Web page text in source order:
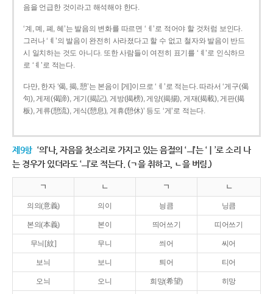
음을 언급한 것이라고 해석해야 한다.
‘계, 몌, 폐, 혜’는 발음의 변화를 따르면 ‘ㅔ’로 적어야 할 것처럼 보인다.
그러나 ‘ㅖ’의 발음이 완전히 사라졌다고 할 수 없고 철자와 발음이 반드
시 일치하는 것도 아니다. 또한 사람들이 여전히 표기를 ‘ㅖ’로 인식하므
로 ‘ㅖ’로 적는다.
다만, 한자 ‘偈, 揭, 憩’는 본음이 [게]이므로 ‘ㅔ’로 적는다. 따라서 ‘게구(偈
句), 게제(偈諦), 게기(揭記), 게방(揭榜), 게양(揭揚), 게재(揭載), 게판(揭
板), 게류(憩流), 게식(憩息), 게휴(憩休)’ 등도 ‘게’로 적는다.
제9항 ‘의’나, 자음을 첫소리로 가지고 있는 음절의 ‘ㅢ’는 ‘ㅣ’로 소리 나
는 경우가 있더라도 ‘ㅢ’로 적는다. (ㄱ을 취하고, ㄴ을 버림.)
ㄱ ㄴ ㄱ ㄴ
의의(意義) 의이 닁큼 닝큼
본의(本義) 본이 띄어쓰기 띠어쓰기
무늬[紋] 무니 씌어 씨어
보늬 보니 틔어 티어
오늬 오니 희망(希望) 히망